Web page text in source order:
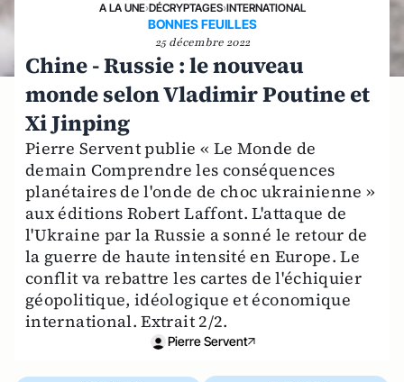
A LA UNE›DÉCRYPTAGES›INTERNATIONAL
BONNES FEUILLES
25 décembre 2022
Chine - Russie : le nouveau
monde selon Vladimir Poutine et
Xi Jinping
Pierre Servent publie « Le Monde de
demain Comprendre les conséquences
planétaires de l'onde de choc ukrainienne »
aux éditions Robert Laffont. L'attaque de
l'Ukraine par la Russie a sonné le retour de
la guerre de haute intensité en Europe. Le
conflit va rebattre les cartes de l'échiquier
géopolitique, idéologique et économique
international. Extrait 2/2.
Pierre Servent